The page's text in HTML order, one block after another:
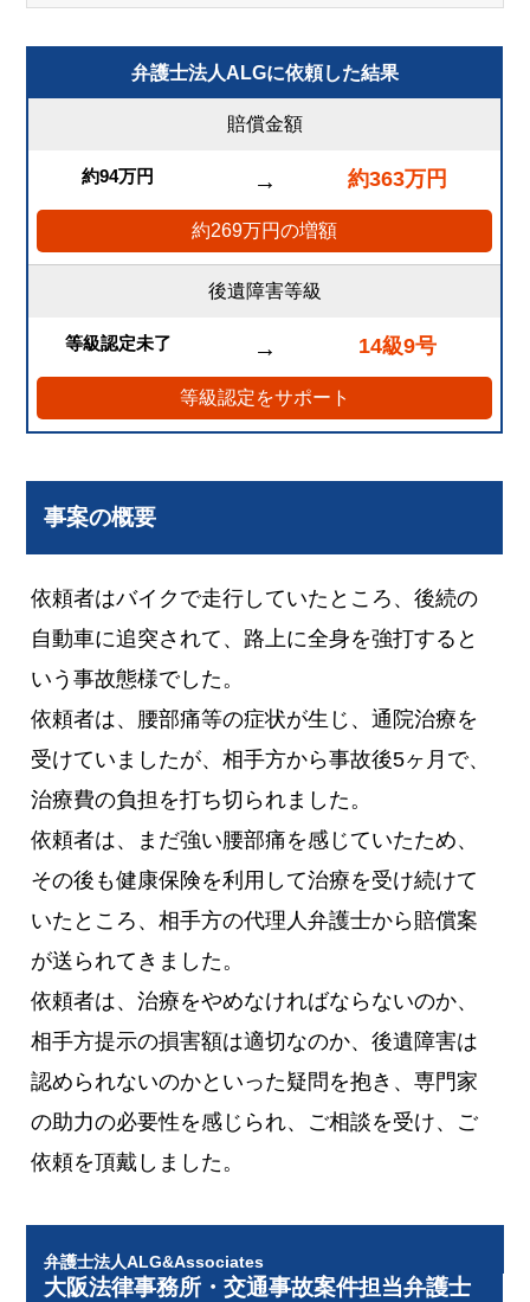
弁護士法人ALGに依頼した結果
賠償金額
約94万円 → 約363万円
約269万円の増額
後遺障害等級
等級認定未了 → 14級9号
等級認定をサポート
事案の概要
依頼者はバイクで走行していたところ、後続の
自動車に追突されて、路上に全身を強打すると
いう事故態様でした。
依頼者は、腰部痛等の症状が生じ、通院治療を
受けていましたが、相手方から事故後5ヶ月で、
治療費の負担を打ち切られました。
依頼者は、まだ強い腰部痛を感じていたため、
その後も健康保険を利用して治療を受け続けて
いたところ、相手方の代理人弁護士から賠償案
が送られてきました。
依頼者は、治療をやめなければならないのか、
相手方提示の損害額は適切なのか、後遺障害は
認められないのかといった疑問を抱き、専門家
の助力の必要性を感じられ、ご相談を受け、ご
依頼を頂戴しました。
弁護士法人ALG&Associates
大阪法律事務所・交通事故案件担当弁護士